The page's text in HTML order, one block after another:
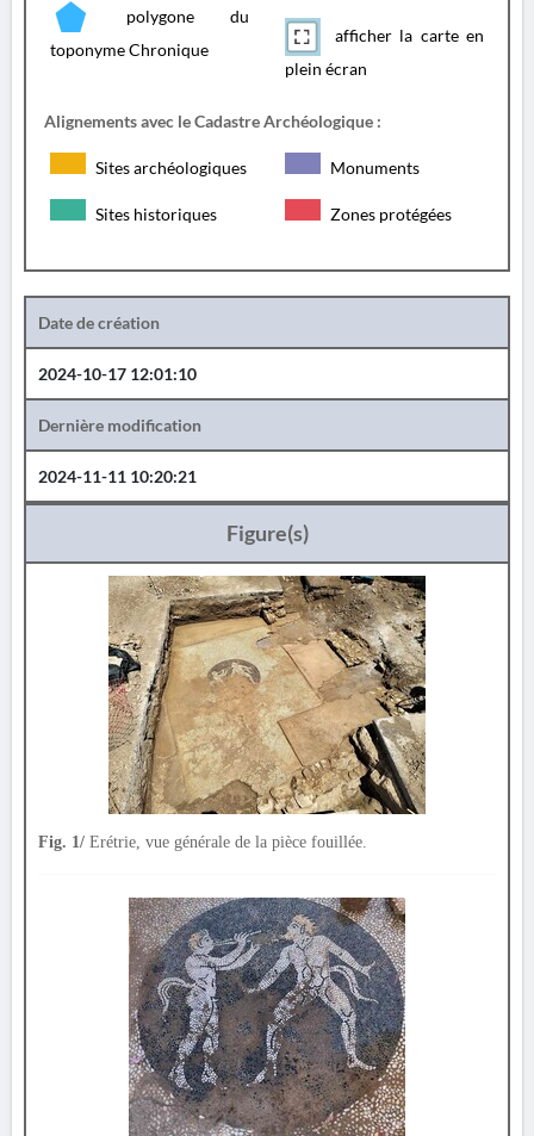
polygone du
toponyme Chronique
afficher la carte en
plein écran
Alignements avec le Cadastre Archéologique :
Sites archéologiques Monuments
Sites historiques Zones protégées
Date de création
2024-10-17 12:01:10
Dernière modification
2024-11-11 10:20:21
Figure(s)
Fig. 1/ Erétrie, vue générale de la pièce fouillée.